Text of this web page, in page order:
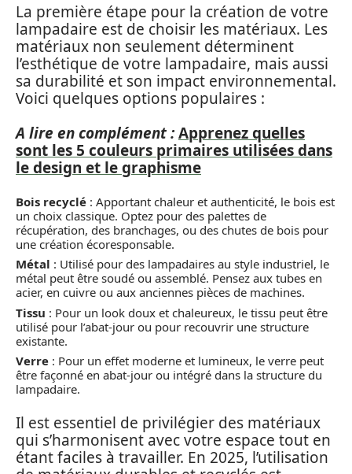
La première étape pour la création de votre
lampadaire est de choisir les matériaux. Les
matériaux non seulement déterminent
l’esthétique de votre lampadaire, mais aussi
sa durabilité et son impact environnemental.
Voici quelques options populaires :
A lire en complément :Apprenez quelles
sont les 5 couleurs primaires utilisées dans
le design et le graphisme
Bois recyclé : Apportant chaleur et authenticité, le bois est
un choix classique. Optez pour des palettes de
récupération, des branchages, ou des chutes de bois pour
une création écoresponsable.
Métal : Utilisé pour des lampadaires au style industriel, le
métal peut être soudé ou assemblé. Pensez aux tubes en
acier, en cuivre ou aux anciennes pièces de machines.
Tissu : Pour un look doux et chaleureux, le tissu peut être
utilisé pour l’abat-jour ou pour recouvrir une structure
existante.
Verre : Pour un effet moderne et lumineux, le verre peut
être façonné en abat-jour ou intégré dans la structure du
lampadaire.
Il est essentiel de privilégier des matériaux
qui s’harmonisent avec votre espace tout en
étant faciles à travailler. En 2025, l’utilisation